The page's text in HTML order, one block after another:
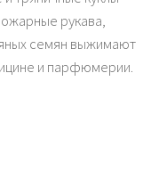
рукава,
семян выжимают
и парфюмерии.